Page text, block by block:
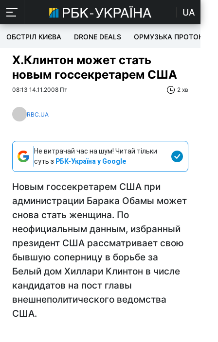
UA
ОБСТРІЛ КИЄВА DRONE DEALS ОРМУЗЬКА ПРОТОКА
Х.Клинтон может стать
новым госсекретарем США
08:13 14.11.2008 Пт 2 хв
RBC.UA
Не витрачай час на шум! Читай тільки
суть з РБК-Україна у Google
Новым госсекретарем США при
администрации Барака Обамы может
снова стать женщина. По
неофициальным данным, избранный
президент США рассматривает свою
бывшую соперницу в борьбе за
Белый дом Хиллари Клинтон в числе
кандидатов на пост главы
внешнеполитического ведомства
США.